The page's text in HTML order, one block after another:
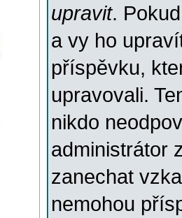
upravit.
a vy ho
příspěvku,
upravovali.
nikdo
administrátor
zanechat
nemohou